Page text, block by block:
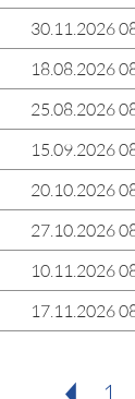
30.11.2026
18.08.2026
25.08.2026
15.09.2026
20.10.2026
27.10.2026
10.11.2026
17.11.2026